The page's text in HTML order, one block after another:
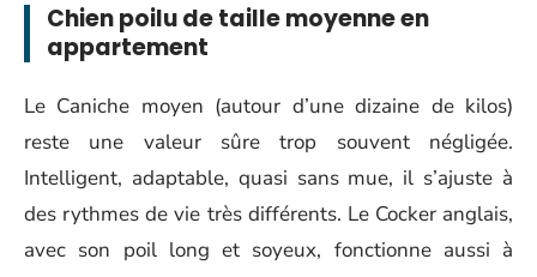
Chien poilu de taille moyenne en
appartement
Le Caniche moyen (autour d’une dizaine de kilos)
reste une valeur sûre trop souvent négligée.
Intelligent, adaptable, quasi sans mue, il s’ajuste à
des rythmes de vie très différents. Le Cocker anglais,
avec son poil long et soyeux, fonctionne aussi à